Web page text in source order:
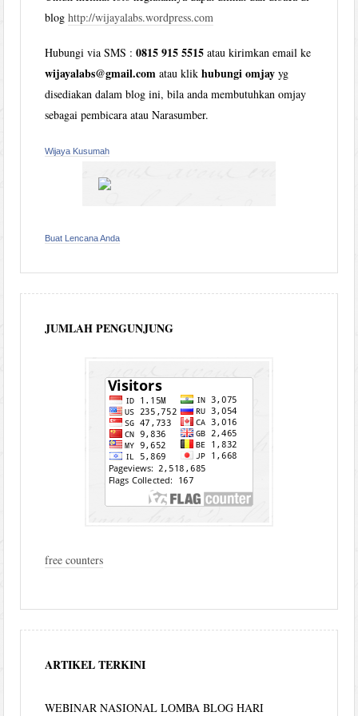
bloghttp://wijayalabs.wordpress.com
Hubungi via SMS :0815 915 5515 atau kirimkan email ke
wijayalabs@gmail.com atau klikhubungi omjay yg
disediakan dalam blog ini, bila anda membutuhkan omjay
sebagai pembicara atau Narasumber.
Wijaya Kusumah
Buat Lencana Anda
JUMLAH PENGUNJUNG
free counters
ARTIKEL TERKINI
WEBINAR NASIONAL LOMBA BLOG HARI